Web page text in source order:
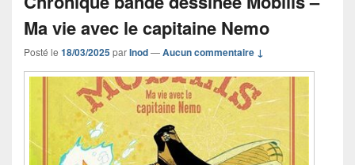
Ma vie avec le capitaine Nemo
Posté le 18/03/2025parInod—Aucun commentaire ↓